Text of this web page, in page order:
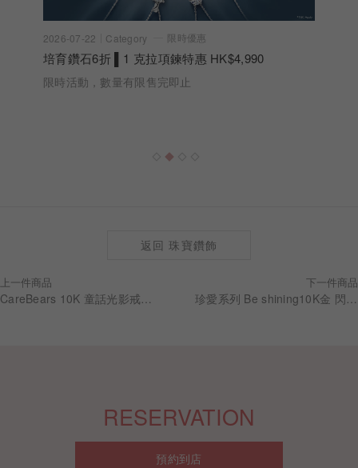
2026-07-22 Category 限時優惠
培育鑽石6折 ▌1 克拉項鍊特惠 HK$4,990
限時活動，數量有限售完即止
上一件商品
CareBears 10K 童話光影戒指 RG0307
下一件商品
珍愛系列 Be shining10K金 閃耀鑽石珍珠手鍊
返回 珠寶鑽飾
RESERVATION
預約到店